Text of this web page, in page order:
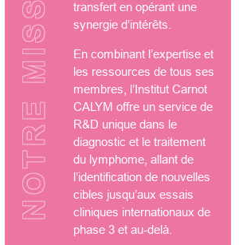
NOTRE MISSION
transfert en opérant une
synergie d’intérêts.
En combinant l’expertise et
les ressources de tous ses
membres, l’Institut Carnot
CALYM offre un service de
R&D unique dans le
diagnostic et le traitement
du lymphome, allant de
l’identification de nouvelles
cibles jusqu’aux essais
cliniques internationaux de
phase 3 et au-delà.